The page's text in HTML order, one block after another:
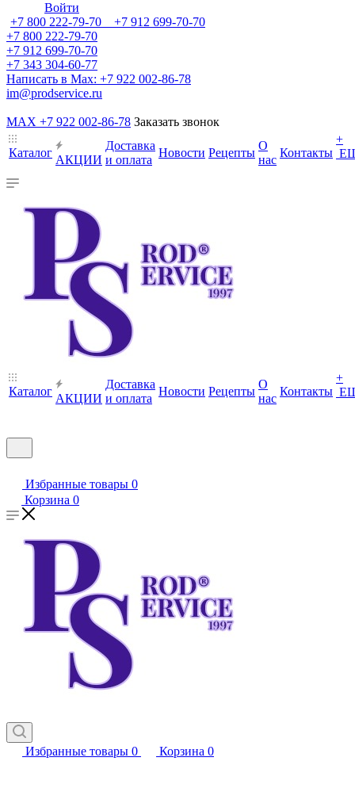
Войти
+7 800 222-79-70 +7 912 699-70-70
+7 800 222-79-70
+7 912 699-70-70
+7 343 304-60-77
Написать в Max: +7 922 002-86-78
im@prodservice.ru
MAX +7 922 002-86-78 Заказать звонок
Каталог
АКЦИИ
Доставка
и оплата
Новости Рецепты
О
нас
Контакты
+
Каталог
АКЦИИ
Доставка
и оплата
Новости Рецепты
О
нас
Контакты
+
Избранные товары 0
Корзина 0
Избранные товары 0 Корзина 0